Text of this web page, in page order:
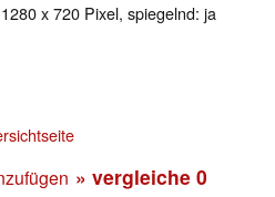
x 720 Pixel, spiegelnd: ja
» vergleiche 0